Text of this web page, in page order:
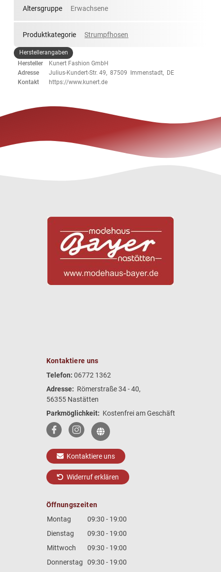
Altersgruppe Erwachsene
Produktkategorie Strumpfhosen
Herstellerangaben
Hersteller
Kunert Fashion GmbH
Adresse
Julius-Kundert-Str. 49, 87509 Immenstadt, DE
Kontakt
https://www.kunert.de
Kontaktiere uns
Telefon: 06772 1362
Adresse: Römerstraße 34 - 40,
56355 Nastätten
Parkmöglichkeit: Kostenfrei am Geschäft
Kontaktiere uns
Widerruf erklären
Öffnungszeiten
Montag
09:30 - 19:00
Dienstag
09:30 - 19:00
Mittwoch
09:30 - 19:00
Donnerstag
09:30 - 19:00